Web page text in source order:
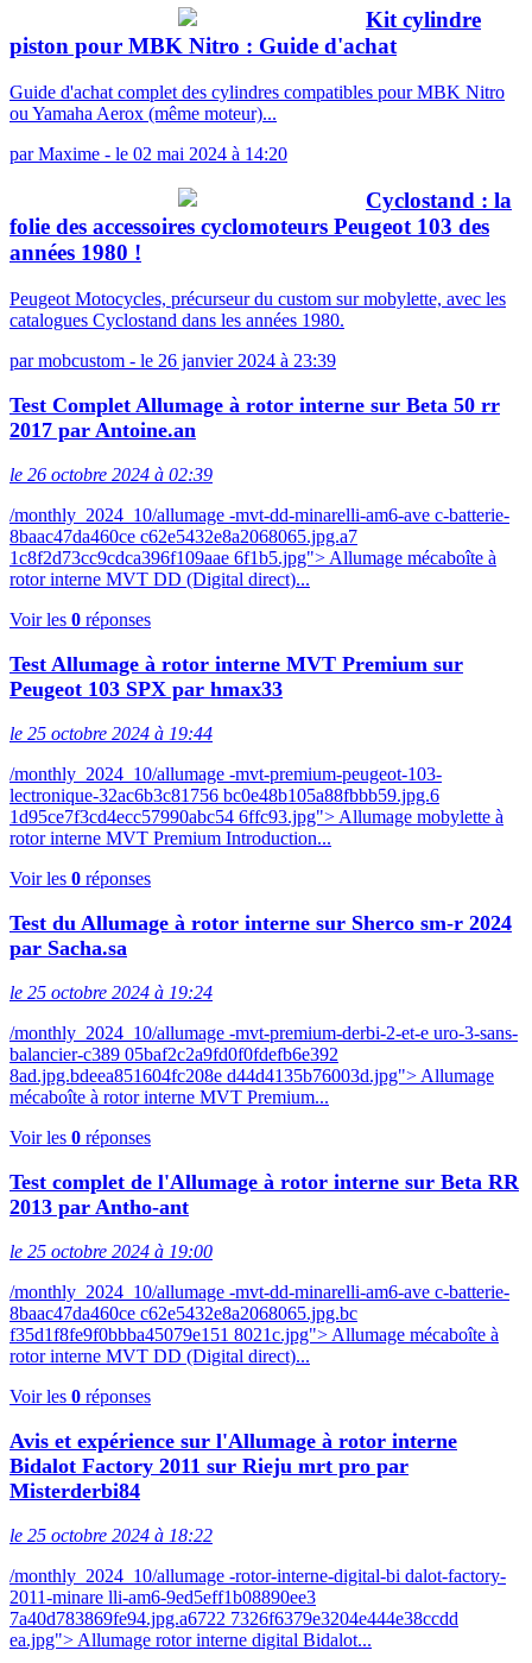
Kit cylindre
piston pour MBK Nitro : Guide d'achat
Guide d'achat complet des cylindres compatibles pour MBK Nitro
ou Yamaha Aerox (même moteur)...
parMaxime - le 02 mai 2024 à 14:20
Cyclostand : la
folie des accessoires cyclomoteurs Peugeot 103 des
années 1980 !
Peugeot Motocycles, précurseur du custom sur mobylette, avec les
catalogues Cyclostand dans les années 1980.
parmobcustom - le 26 janvier 2024 à 23:39
Test Complet Allumage à rotor interne sur Beta 50 rr
2017 par Antoine.an
le 26 octobre 2024 à 02:39
/monthly_2024_10/allumage -mvt-dd-minarelli-am6-ave c-batterie-
8baac47da460ce c62e5432e8a2068065.jpg.a7
1c8f2d73cc9cdca396f109aae 6f1b5.jpg"> Allumage mécaboîte à
rotor interne MVT DD (Digital direct)...
Voir les 0 réponses
Test Allumage à rotor interne MVT Premium sur
Peugeot 103 SPX par hmax33
le 25 octobre 2024 à 19:44
/monthly_2024_10/allumage -mvt-premium-peugeot-103-
lectronique-32ac6b3c81756 bc0e48b105a88fbbb59.jpg.6
1d95ce7f3cd4ecc57990abc54 6ffc93.jpg"> Allumage mobylette à
rotor interne MVT Premium Introduction...
Voir les 0 réponses
Test du Allumage à rotor interne sur Sherco sm-r 2024
par Sacha.sa
le 25 octobre 2024 à 19:24
/monthly_2024_10/allumage -mvt-premium-derbi-2-et-e uro-3-sans-
balancier-c389 05baf2c2a9fd0f0fdefb6e392
8ad.jpg.bdeea851604fc208e d44d4135b76003d.jpg"> Allumage
mécaboîte à rotor interne MVT Premium...
Voir les 0 réponses
Test complet de l'Allumage à rotor interne sur Beta RR
2013 par Antho-ant
le 25 octobre 2024 à 19:00
/monthly_2024_10/allumage -mvt-dd-minarelli-am6-ave c-batterie-
8baac47da460ce c62e5432e8a2068065.jpg.bc
f35d1f8fe9f0bbba45079e151 8021c.jpg"> Allumage mécaboîte à
rotor interne MVT DD (Digital direct)...
Voir les 0 réponses
Avis et expérience sur l'Allumage à rotor interne
Bidalot Factory 2011 sur Rieju mrt pro par
Misterderbi84
le 25 octobre 2024 à 18:22
/monthly_2024_10/allumage -rotor-interne-digital-bi dalot-factory-
2011-minare lli-am6-9ed5eff1b08890ee3
7a40d783869fe94.jpg.a6722 7326f6379e3204e444e38ccdd
ea.jpg"> Allumage rotor interne digital Bidalot...